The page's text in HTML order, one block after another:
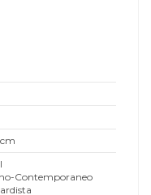
Contemporaneo